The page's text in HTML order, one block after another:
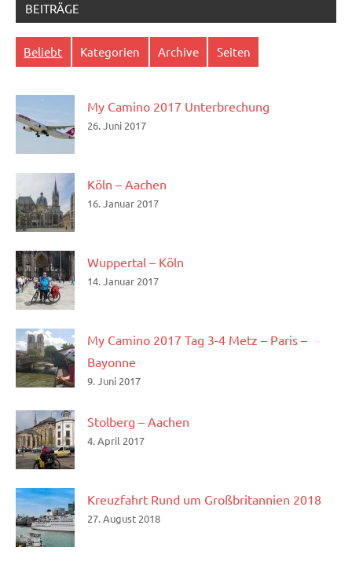
BEITRÄGE
Beliebt Kategorien Archive Seiten
My Camino 2017 Unterbrechung
26. Juni 2017
Köln – Aachen
16. Januar 2017
Wuppertal – Köln
14. Januar 2017
My Camino 2017 Tag 3-4 Metz – Paris –
Bayonne
9. Juni 2017
Stolberg – Aachen
4. April 2017
Kreuzfahrt Rund um Großbritannien 2018
27. August 2018